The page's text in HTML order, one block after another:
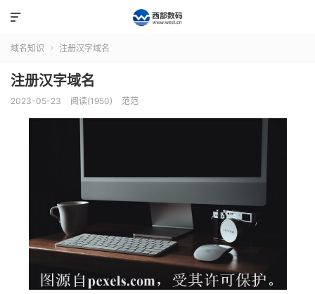

域名知识  注册汉字域名
注册汉字域名
2023-05-23 阅读(1950) 范范